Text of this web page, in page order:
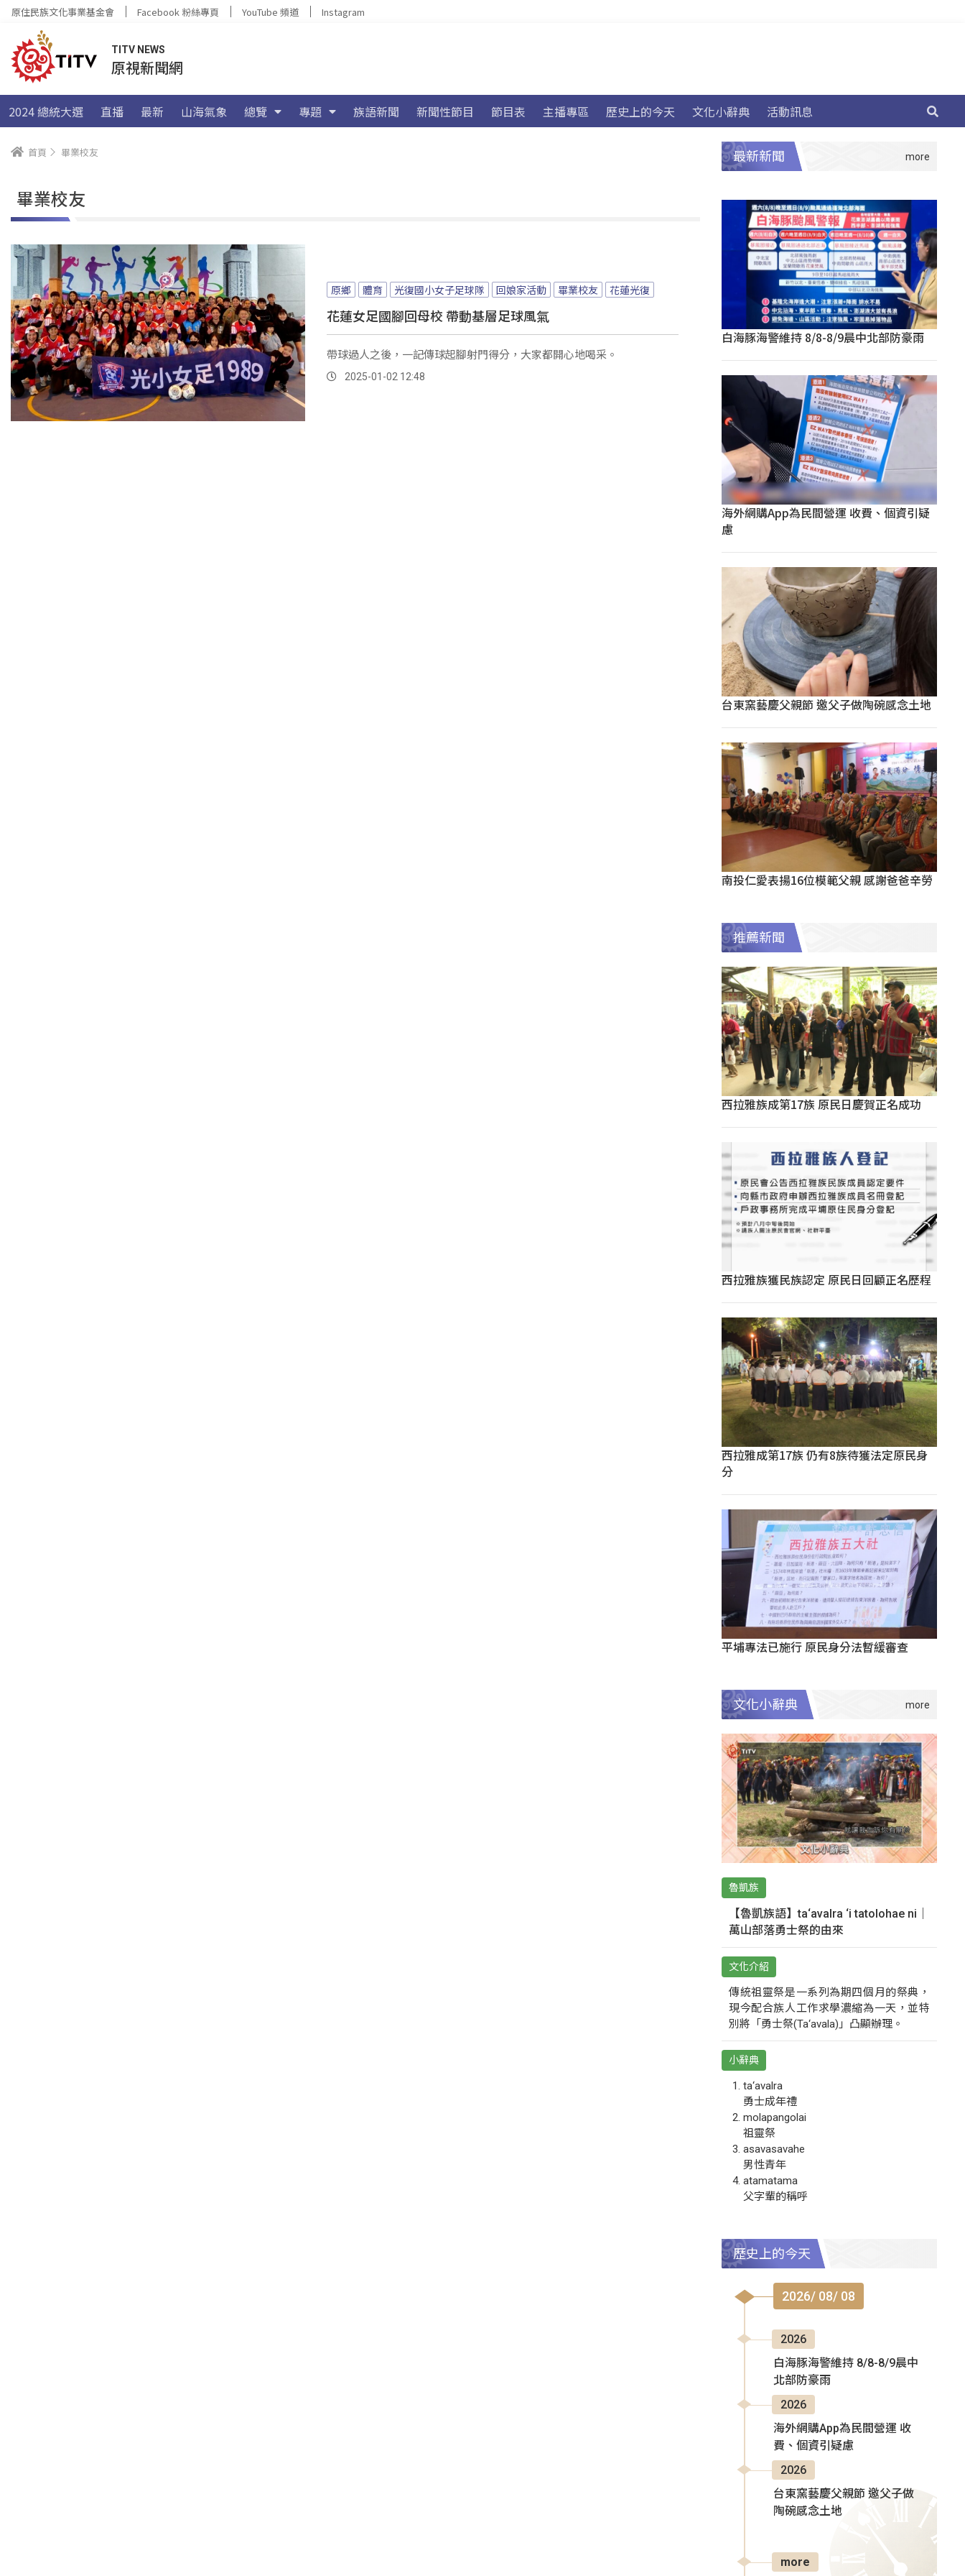
原住民族文化事業基金會 Facebook 粉絲專頁 YouTube 頻道 Instagram
TITV NEWS
原視新聞網
2024 總統大選 直播 最新 山海氣象 總覽 專題 族語新聞 新聞性節目 節目表 主播專區 歷史上的今天 文化小辭典 活動訊息
首頁 畢業校友
畢業校友
原鄉 體育 光復國小女子足球隊 回娘家活動 畢業校友 花蓮光復
花蓮女足國腳回母校 帶動基層足球風氣
帶球過人之後，一記傳球起腳射門得分，大家都開心地喝采。
2025-01-02 12:48
最新新聞
白海豚海警維持 8/8-8/9晨中北部防豪雨
海外網購App為民間營運 收費、個資引疑
慮
台東窯藝慶父親節 邀父子做陶碗感念土地
南投仁愛表揚16位模範父親 感謝爸爸辛勞
推薦新聞
西拉雅族成第17族 原民日慶賀正名成功
西拉雅族獲民族認定 原民日回顧正名歷程
西拉雅成第17族 仍有8族待獲法定原民身
分
平埔專法已施行 原民身分法暫緩審查
文化小辭典
魯凱族
【魯凱族語】ta‘avalra ‘i tatolohae ni｜
萬山部落勇士祭的由來
文化介紹
傳統祖靈祭是一系列為期四個月的祭典，
現今配合族人工作求學濃縮為一天，並特
別將「勇士祭(Ta‘avala)」凸顯辦理。
小辭典
ta‘avalra
勇士成年禮
molapangolai
祖靈祭
asavasavahe
男性青年
atamatama
父字輩的稱呼
歷史上的今天
2026/ 08/ 08
2026
白海豚海警維持 8/8-8/9晨中
北部防豪雨
2026
海外網購App為民間營運 收
費、個資引疑慮
2026
台東窯藝慶父親節 邀父子做
陶碗感念土地
more